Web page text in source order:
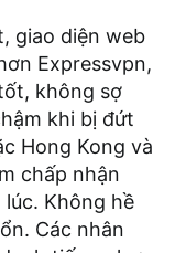
giao diện web
Expressvpn,
không sợ
khi bị đứt
Hong Kong và
chấp nhận
lúc. Không hề
Các nhân